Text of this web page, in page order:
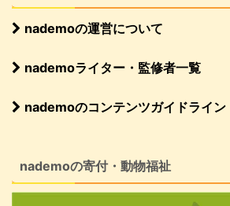
nademoの運営について
nademoライター・監修者一覧
nademoのコンテンツガイドライン
nademoの寄付・動物福祉